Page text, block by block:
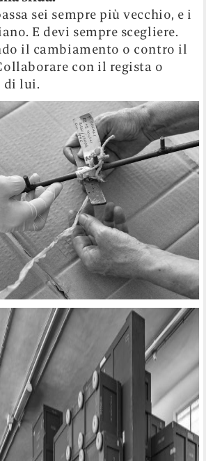
sei sempre più vecchio, e i
E devi sempre scegliere.
il cambiamento o contro il
con il regista o
di lui.